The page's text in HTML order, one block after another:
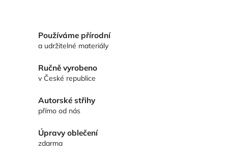
Používáme přírodní
a udržitelné materiály
Ručně vyrobeno
v České republice
Autorské střihy
přímo od nás
Úpravy oblečení
zdarma